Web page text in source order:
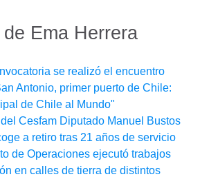
Ema Herrera
se realizó el encuentro
Antonio, primer puerto de Chile:
de Chile al Mundo"
Cesfam Diputado Manuel Bustos
a retiro tras 21 años de servicio
de Operaciones ejecutó trabajos
en calles de tierra de distintos